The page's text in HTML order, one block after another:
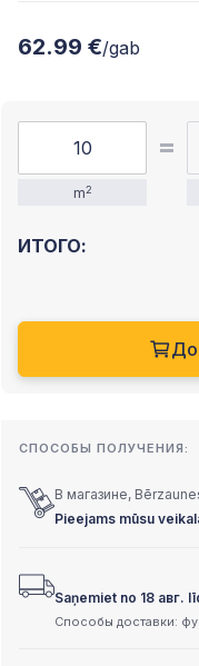
62.99 €/gab
m2
ИТОГО:
СПОСОБЫ ПОЛУЧЕНИЯ:
В магазине,
Pieejams mūsu
Saņemiet no 18 авг.
Способы доставки: